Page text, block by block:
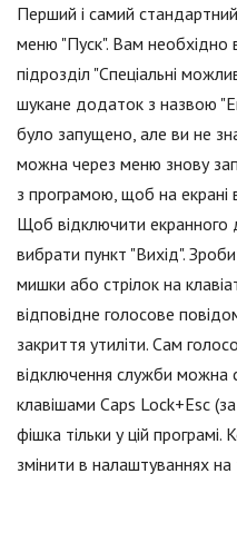
Перший і самий
меню "Пуск". Вам необхідно
підрозділ "Спеціальні
шукане додаток з назвою
було запущено, але ви не
можна через меню знову
з програмою, щоб на екрані
Щоб відключити екранного
вибрати пункт "Вихід".
мишки або стрілок на
відповідне голосове
закриття утиліти. Сам
відключення служби можна
клавішами Caps Lock+Esc
фішка тільки у цій
змінити в налаштуваннях